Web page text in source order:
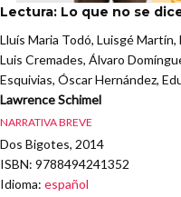
Lectura: Lo que no se
Lluís Maria Todó, Luisgé Martín,
Luis Cremades, Álvaro
Esquivias, Óscar Hernández,
Lawrence Schimel
NARRATIVA BREVE
Dos Bigotes, 2014
ISBN: 9788494241352
Idioma: español